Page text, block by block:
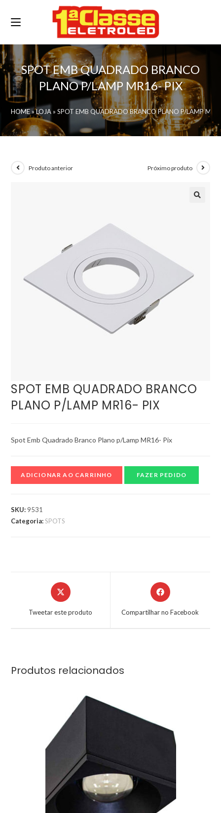
SPOT EMB QUADRADO BRANCO
PLANO P/LAMP MR16- PIX
HOME »LOJA »SPOT EMB QUADRADO BRANCO PLANO P/LAMP
Produto anterior Próximo produto
SPOT EMB QUADRADO BRANCO
PLANO P/LAMP MR16- PIX
Spot Emb Quadrado Branco Plano p/Lamp MR16- Pix
ADICIONAR AO CARRINHO FAZER PEDIDO
SKU: 9531
Categoria:SPOTS
Tweetar este produto Compartilhar no Facebook
Produtos relacionados